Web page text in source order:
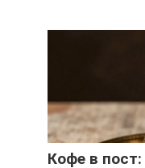
Кофе в